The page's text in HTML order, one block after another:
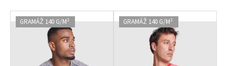
V
ý GRAMÁŽ 140 G/M² GRAMÁŽ 140 G/M²